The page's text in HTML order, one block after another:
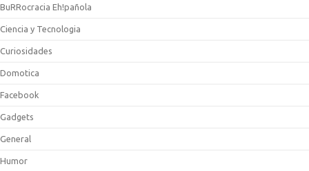
BuRRocracia Eh!pañola
Ciencia y Tecnologia
Curiosidades
Domotica
Facebook
Gadgets
General
Humor